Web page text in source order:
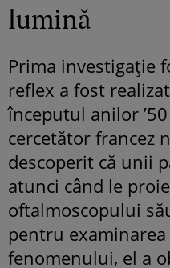
lumină
Prima investigație
reflex a fost
începutul anilor
cercetător francez
descoperit că unii
atunci când le
oftalmoscopului
pentru
fenomenului, el a